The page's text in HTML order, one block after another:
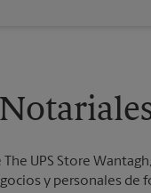
UPS Store
y personales de